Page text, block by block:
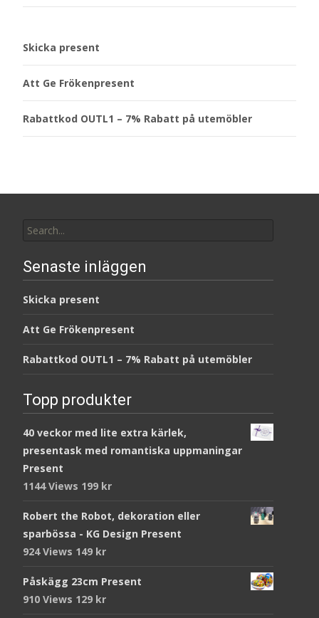
Skicka present
Att Ge Frökenpresent
Rabattkod OUTL1 – 7% Rabatt på utemöbler
for:
Senaste inläggen
Skicka present
Att Ge Frökenpresent
Rabattkod OUTL1 – 7% Rabatt på utemöbler
Topp produkter
40 veckor med lite extra kärlek,
presentask med romantiska uppmaningar
Present
1144 Views 199 kr
Robert the Robot, dekoration eller
sparbössa - KG Design Present
924 Views 149 kr
Påskägg 23cm Present
910 Views 129 kr